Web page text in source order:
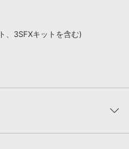
、3SFXキットを含む)